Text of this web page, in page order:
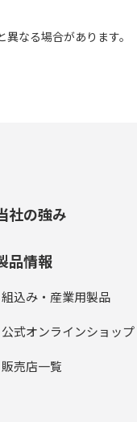
なる場合があります。
社の強み
品情報
込み・産業用製品
式オンラインショップ
売店一覧